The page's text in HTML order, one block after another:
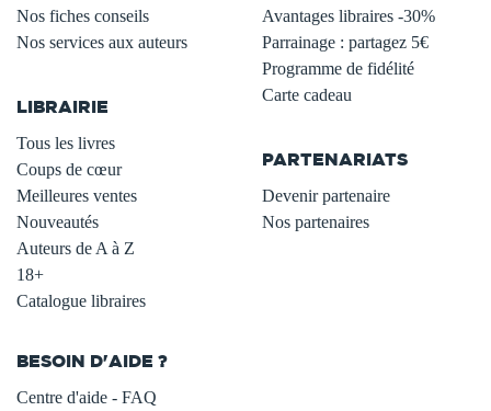
Nos fiches conseils
Nos services aux auteurs
LIBRAIRIE
Tous les livres
Coups de cœur
Meilleures ventes
Nouveautés
Auteurs de A à Z
18+
Catalogue libraires
Avantages libraires -30%
Parrainage : partagez 5€
Programme de fidélité
Carte cadeau
PARTENARIATS
Devenir partenaire
Nos partenaires
BESOIN D'AIDE ?
Centre d'aide - FAQ